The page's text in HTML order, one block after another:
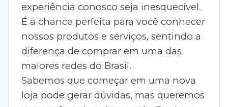
experiência conosco seja inesquecível.
É a chance perfeita para você conhecer
nossos produtos e serviços, sentindo a
diferença de comprar em uma das
maiores redes do Brasil.
Sabemos que começar em uma nova
loja pode gerar dúvidas, mas queremos